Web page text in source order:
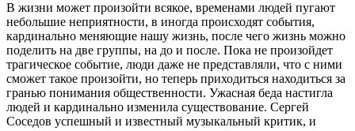
В жизни может произойти всякое, временами людей пугают
небольшие неприятности, в иногда происходят события,
кардинально меняющие нашу жизнь, после чего жизнь можно
поделить на две группы, на до и после. Пока не произойдет
трагическое событие, люди даже не представляли, что с ними
сможет такое произойти, но теперь приходиться находиться за
гранью понимания общественности. Ужасная беда настигла
людей и кардинально изменила существование. Сергей
Соседов успешный и известный музыкальный критик, и